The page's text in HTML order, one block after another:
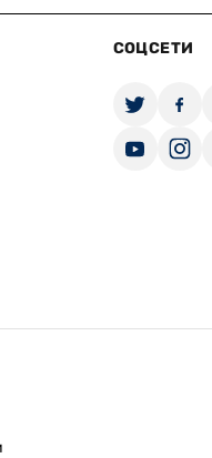
СОЦСЕТИ